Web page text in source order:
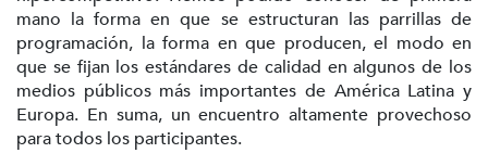
mano la forma en que se estructuran las parrillas de
programación, la forma en que producen, el modo en
que se fijan los estándares de calidad en algunos de los
medios públicos más importantes de América Latina y
Europa. En suma, un encuentro altamente provechoso
para todos los participantes.